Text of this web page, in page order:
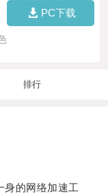
PC下载
排行
的网络加速工